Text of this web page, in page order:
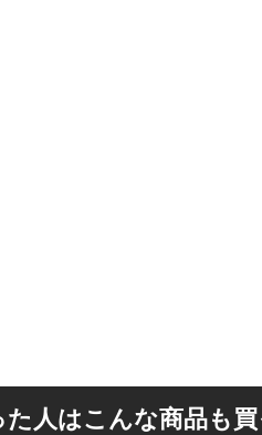
た人はこんな商品も